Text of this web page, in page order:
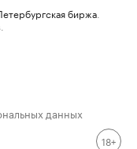
биржа
данных
18+